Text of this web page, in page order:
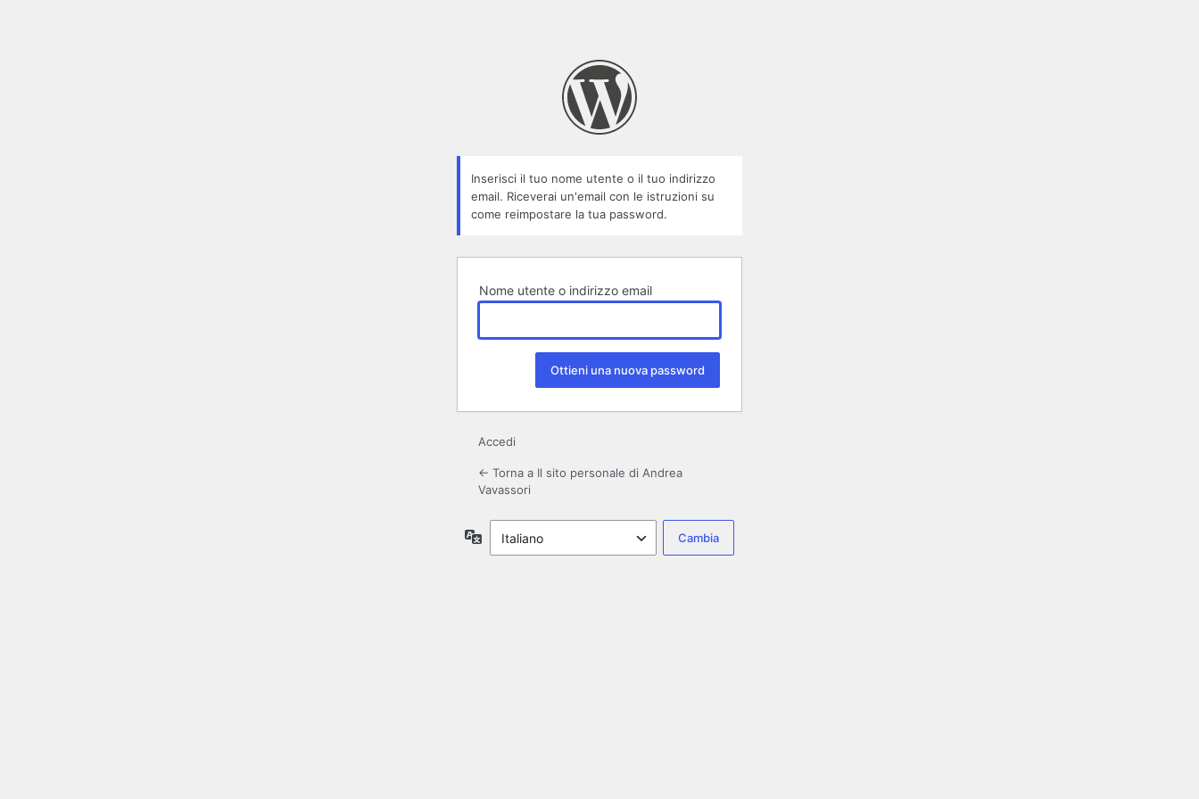
Inserisci il tuo nome utente o il tuo indirizzo
email. Riceverai un'email con le istruzioni su
come reimpostare la tua password.
Nome utente o indirizzo email
Accedi
← Torna a Il sito personale di Andrea
Vavassori
Lingua